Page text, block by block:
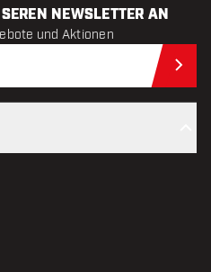
NEWSLETTER AN
und Aktionen